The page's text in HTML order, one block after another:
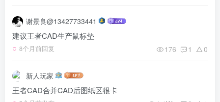
谢景良@13427733441
建议王者CAD生产鼠标垫
8个月前回复 176 1 0
新人玩家
王者CAD合并CAD后图纸区很卡